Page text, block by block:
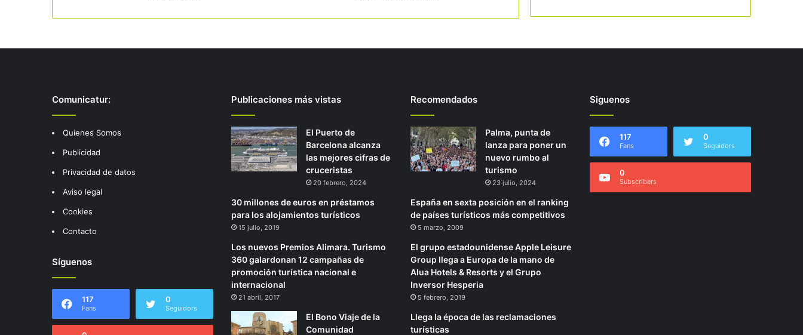
Comunicatur:
Quienes Somos
Publicidad
Privacidad de datos
Aviso legal
Cookies
Contacto
Síguenos
117
Fans
0
Seguidors
Publicaciones más vistas
El Puerto de
Barcelona alcanza
las mejores cifras de
cruceristas
20 febrero, 2024
30 millones de euros en préstamos
para los alojamientos turísticos
15 julio, 2019
Los nuevos Premios Alimara. Turismo
360 galardonan 12 campañas de
promoción turística nacional e
internacional
21 abril, 2017
El Bono Viaje de la
Comunidad
Recomendados
Palma, punta de
lanza para poner un
nuevo rumbo al
turismo
23 julio, 2024
España en sexta posición en el ranking
de países turísticos más competitivos
5 marzo, 2009
El grupo estadounidense Apple Leisure
Group llega a Europa de la mano de
Alua Hotels & Resorts y el Grupo
Inversor Hesperia
5 febrero, 2019
Llega la época de las reclamaciones
turísticas
Siguenos
117
Fans
0
Seguidors
0
Subscribers